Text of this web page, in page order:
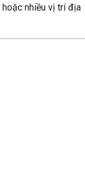
nhiều vị trí địa